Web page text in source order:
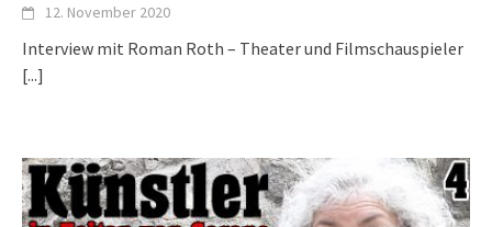
12. November 2020
Interview mit Roman Roth – Theater und Filmschauspieler
[...]